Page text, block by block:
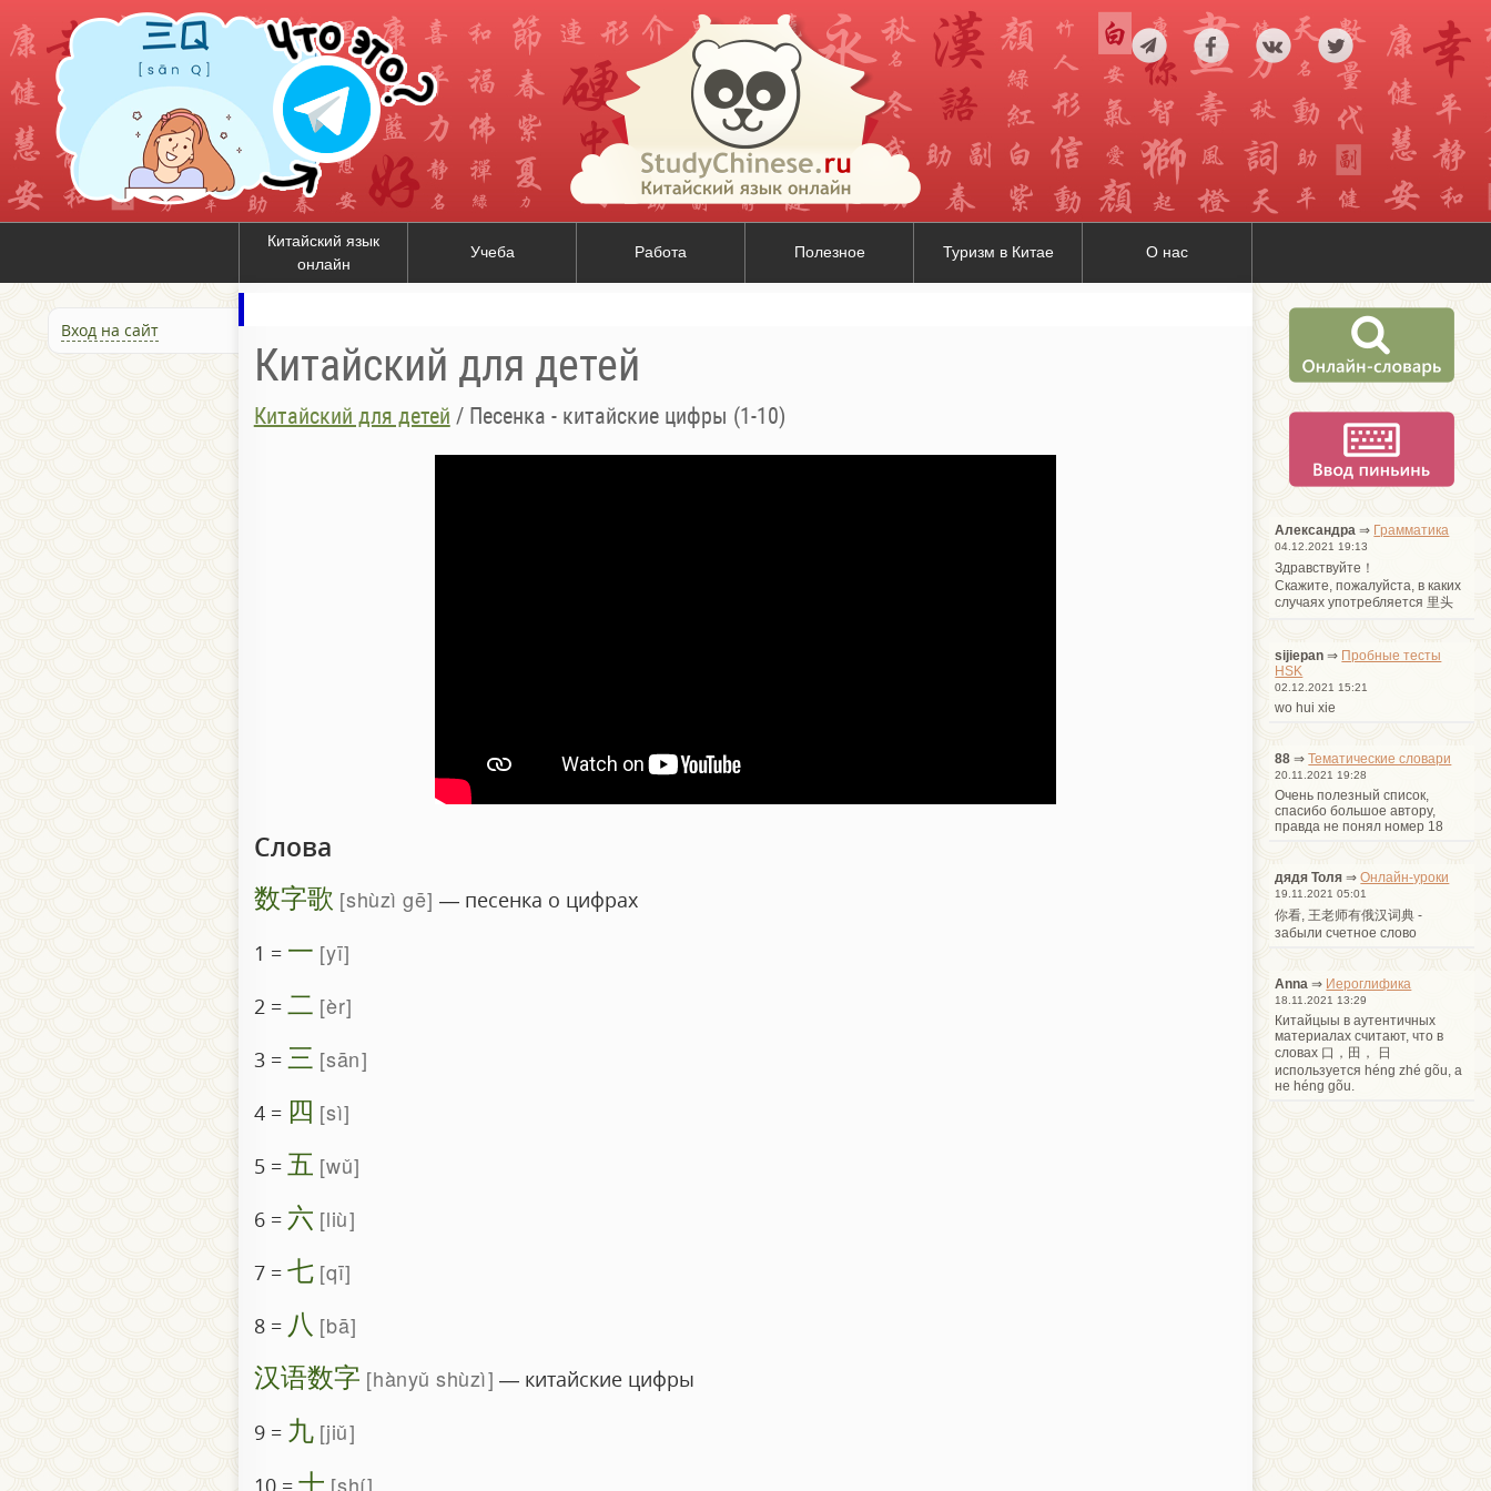
Китайский язык
онлайн
Учеба Работа Полезное Туризм в Китае О нас
Вход на сайт
Китайский для детей
Китайский для детей / Песенка - китайские цифры (1-10)
Слова
数字歌 shùzì gē — песенка о цифрах
1 = 一 yī
2 = 二 èr
3 = 三 sān
4 = 四 sì
5 = 五 wǔ
6 = 六 liù
7 = 七 qī
8 = 八 bā
汉语数字 hànyǔ shùzì — китайские цифры
9 = 九 jiǔ
10 = 十 shí
Александра ⇒ Грамматика
04.12.2021 19:13
Здравствуйте！
Cкажите, пожалуйста, в каких
случаях употребляется 里头
sijiepan ⇒ Пробные тесты
HSK
02.12.2021 15:21
wo hui xie
88 ⇒Тематические словари
20.11.2021 19:28
Очень полезный список,
спасибо большое автору,
правда не понял номер 18
дядя Толя ⇒Онлайн-уроки
19.11.2021 05:01
你看, 王老师有俄汉词典 -
забыли счетное слово
Anna ⇒ Иероглифика
18.11.2021 13:29
Китайцыы в аутентичных
материалах считают, что в
словах 口，田， 日
используется héng zhé gõu, а
не héng gõu.